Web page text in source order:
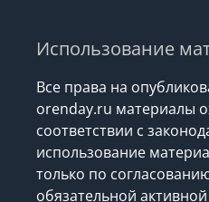
Использование
Все права на
orenday.ru материалы
соответствии с
использование
только по
обязательной